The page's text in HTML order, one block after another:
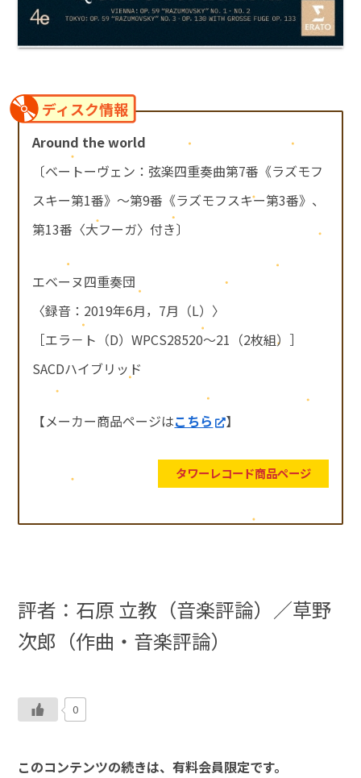
ディスク情報
Around the world
〔ベートーヴェン：弦楽四重奏曲第7番《ラズモフ
スキー第1番》～第9番《ラズモフスキー第3番》、
第13番〈大フーガ〉付き〕
エベーヌ四重奏団
〈録音：2019年6月，7月（L）〉
［エラ－ト（D）WPCS28520～21（2枚組）］
SACDハイブリッド
【メーカー商品ページはこちら 】
タワーレコード商品ページ
評者：石原 立教（音楽評論）／草野
次郎（作曲・音楽評論）
0
このコンテンツの続きは、有料会員限定です。